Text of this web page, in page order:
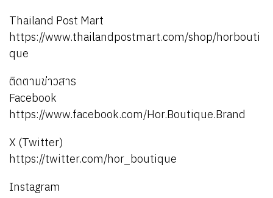
Thailand Post Mart
https://www.thailandpostmart.com/shop/horbouti
que
ติดตามข่าวสาร
Facebook
https://www.facebook.com/Hor.Boutique.Brand
X (Twitter)
https://twitter.com/hor_boutique
Instagram